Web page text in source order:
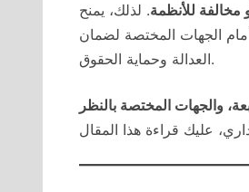
مخالفة للأنظمة. لذلك، يمنح
الجهات المختصة لضمان
العدالة وحماية الحقوق.
والجهات المختصة بالنظر
عليك قراءة هذا المقال